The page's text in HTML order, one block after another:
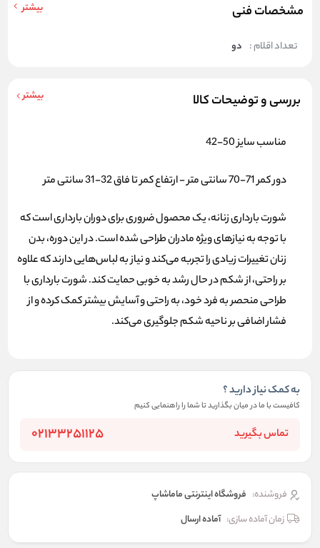
مشخصات فنی بیشتر
تعداد اقلام : دو
بررسی و توضیحات کالا بیشتر
مناسب سایز 50-42
دور کمر 71-70 سانتی متر - ارتفاع کمر تا فاق 32-31 سانتی متر
شورت بارداری زنانه، یک محصول ضروری برای دوران بارداری است که
با توجه به نیازهای ویژه مادران طراحی شده است. در این دوره، بدن
زنان تغییرات زیادی را تجربه می‌کند و نیاز به لباس‌هایی دارند که علاوه
بر راحتی، از شکم در حال رشد به خوبی حمایت کند. شورت بارداری با
طراحی منحصر به فرد خود، به راحتی و آسایش بیشتر کمک کرده و از
فشار اضافی بر ناحیه شکم جلوگیری می‌کند.
به کمک نیاز دارید ؟
کافیست با ما در میان بگذارید تا شما را راهنمایی کنیم
تماس بگیرید 02133251125
فروشنده: فروشگاه اینترنتی ماماشاپ
زمان آماده سازی: آماده ارسال